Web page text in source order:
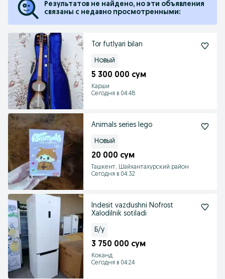
Результатов не найдено, но эти объявления
связаны с недавно просмотренными:
Tor futlyari bilan
Новый
5 300 000 сум
Карши
Сегодня в 04:48
Animals series lego
Новый
20 000 сум
Ташкент, Шайхантахурский район
Сегодня в 04:32
Indesit vazdushni Nofrost
Xalodilnik sotiladi
Б/у
3 750 000 сум
Коканд
Сегодня в 04:24